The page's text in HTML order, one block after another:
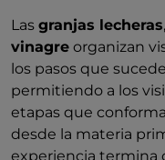
Las granjas lecheras
vinagre organizan
los pasos que
permitiendo a los
etapas que
desde la materia
experiencia termina